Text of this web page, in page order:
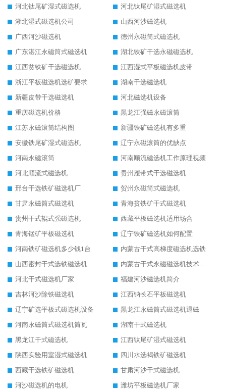
河北钛尾矿湿式磁选机
河北钛尾矿湿式磁选机
湖北湿式磁选机公司
山西河沙磁选机
广西河沙磁选机
德州永磁筒式磁选机
广东湛江永磁筒式磁选机
湖北铁矿干选永磁磁选机
江西贫铁矿干选磁选机
江西湿式平板磁选机皮带
浙江平板磁选机选矿要求
湖南干选磁选机
新疆皮带干选磁选机
河北磁选机设备
重庆磁选机价格
黑龙江强磁永磁滚筒
江苏永磁滚筒结构图
新疆铁矿磁选机有多重
安徽铁尾矿湿式磁选机
辽宁永磁滚筒的优缺点
河南永磁滚筒
河南顺流磁选机工作原理视频
河北顺流式磁选机
贵州履带式干选磁选机
邢台干选铁矿磁选机厂
贺州永磁筒式磁选机
甘肃永磁筒式磁选机
青海贫铁矿干式磁选机
贵州干式辊式强磁选机
西藏平板磁选机适用场合
青海锰矿平板磁选机
辽宁铁矿磁选机如何配置
河南铁矿磁选机多少钱1台
内蒙古干式高梯度磁选机选铁
山西密封干式选铁磁选机
内蒙古干式永磁磁选机技术要求
河北干式磁选机厂家
福建河沙磁选机简介
吉林河沙除铁磁选机
江西钠长石平板磁选机
辽宁矿选平板式磁选机设备
黑龙江永磁筒式磁选机退磁
河南永磁筒式磁选机筒瓦
湖南干式磁选机
黑龙江干式磁选机
江西钛尾矿湿式磁选机
陕西实验用室湿式磁选机
四川水选褐铁矿磁选机
西藏干选铁矿磁选机
甘肃河沙干式磁选机
河沙磁选机的电机
潍坊平板磁选机厂家